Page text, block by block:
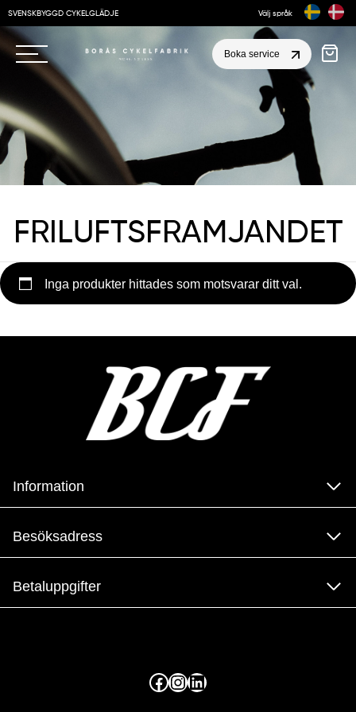
SVENSKBYGGD CYKELGLÄDJE Välj språk
Boka service
FRILUFTSFRAMJANDET
Inga produkter hittades som motsvarar ditt val.
Information
Besöksadress
Betaluppgifter
Facebook
Instagram
LinkedIn